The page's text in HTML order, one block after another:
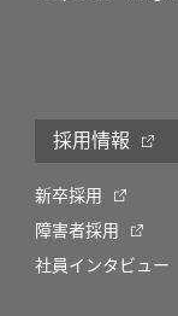
採用情報
新卒採用
障害者採用
社員インタビュー